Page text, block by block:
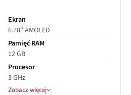
Ekran
6.78" AMOLED
Pamięć RAM
12 GB
Procesor
3 GHz
Zobacz więcej